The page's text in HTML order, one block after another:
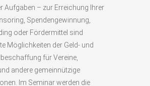
Aufgaben – zur Erreichung Ihrer
Spendengewinnung,
oder Fördermittel sind
Möglichkeiten der Geld- und
für Vereine,
andere gemeinnützige
Im Seminar werden die